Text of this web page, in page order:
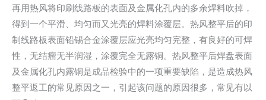
再用热风将印刷线路板的表面及金属化孔内的多余焊料吹掉，
得到一个平滑、均匀而又光亮的焊料涂覆层。热风整平后的印
制线路板表面铅锡合金涂覆层应光亮均匀完整，有良好的可焊
性，无结瘤无半润湿，涂覆完全无露铜。热风整平后焊盘表面
及金属化孔内露铜是成品检验中的一项重要缺陷，是造成热风
整平返工的常见原因之一，引起该问题的原因很多，常见有以